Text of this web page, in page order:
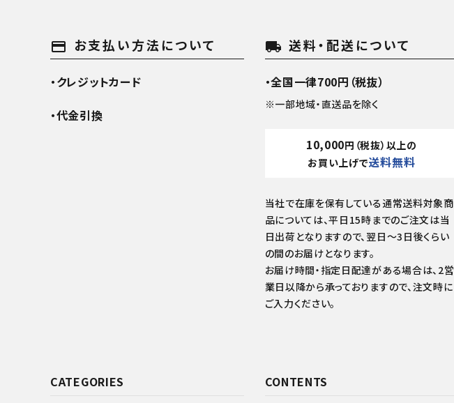
payment お支払い方法について
・クレジットカード
・代金引換
local_shipping 送料・配送について
・全国一律700円（税抜）
※一部地域・直送品を除く
10,000円（税抜）以上の
お買い上げで送料無料
当社で在庫を保有している通常送料対象商
品については、平日15時までのご注文は当
日出荷となりますので、翌日～3日後くらい
の間のお届けとなります。
お届け時間・指定日配達がある場合は、2営
業日以降から承っておりますので、注文時に
ご入力ください。
CATEGORIES CONTENTS